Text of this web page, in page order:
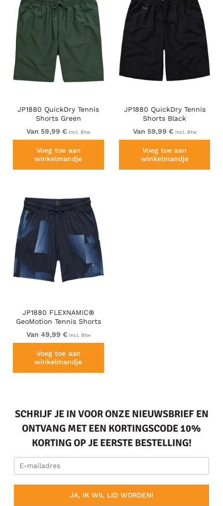
JP1880 QuickDry Tennis
Shorts Green
Van 59,99 € Incl. Btw
Voeg toe aan
winkelmandje
JP1880 QuickDry Tennis
Shorts Black
Van 59,99 € Incl. Btw
Voeg toe aan
winkelmandje
JP1880 FLEXNAMIC®
GeoMotion Tennis Shorts
Dark Blue
Van 49,99 € Incl. Btw
Voeg toe aan
winkelmandje
SCHRIJF JE IN VOOR ONZE NIEUWSBRIEF EN
ONTVANG MET EEN KORTINGSCODE 10%
KORTING OP JE EERSTE BESTELLING!
JA, IK WIL LID WORDEN!